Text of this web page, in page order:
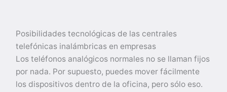
Posibilidades tecnológicas de las centrales
telefónicas inalámbricas en empresas
Los teléfonos analógicos normales no se llaman fijos
por nada. Por supuesto, puedes mover fácilmente
los dispositivos dentro de la oficina, pero sólo eso.